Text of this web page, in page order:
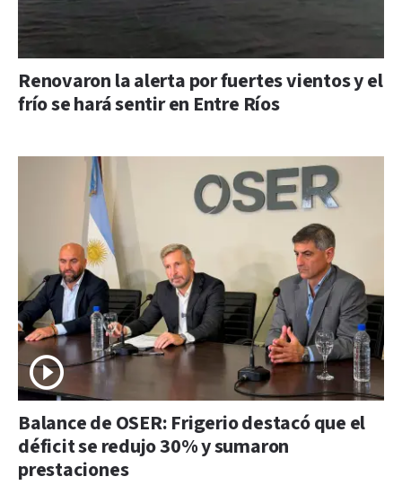
Renovaron la alerta por fuertes vientos y el
frío se hará sentir en Entre Ríos
Balance de OSER: Frigerio destacó que el
déficit se redujo 30% y sumaron
prestaciones